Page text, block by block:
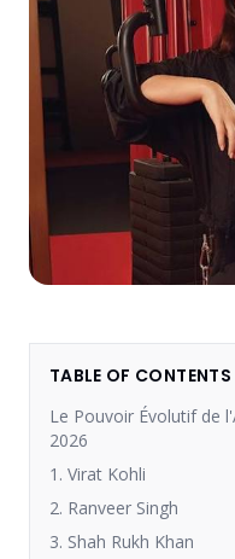
TABLE OF CONTENTS
Le Pouvoir Évolutif de
2026
1. Virat Kohli
2. Ranveer Singh
3. Shah Rukh Khan